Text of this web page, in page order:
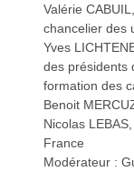
Valérie
chancelier des
Yves
des présidents
formation des
Benoit
Nicolas
France
Modérateur :